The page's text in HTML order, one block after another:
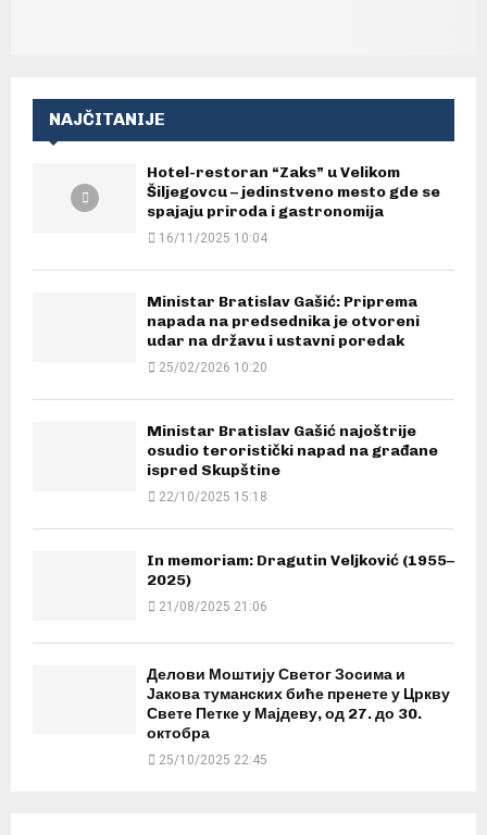
NAJČITANIJE
Hotel-restoran “Zaks” u Velikom
Šiljegovcu – jedinstveno mesto gde se
spajaju priroda i gastronomija
16/11/2025 10:04
Ministar Bratislav Gašić: Priprema
napada na predsednika je otvoreni
udar na državu i ustavni poredak
25/02/2026 10:20
Ministar Bratislav Gašić najoštrije
osudio teroristički napad na građane
ispred Skupštine
22/10/2025 15:18
In memoriam: Dragutin Veljković (1955–
2025)
21/08/2025 21:06
Делови Моштију Светог Зосима и
Јакова туманских биће пренете у Цркву
Свете Петке у Мајдеву, од 27. до 30.
октобра
25/10/2025 22:45